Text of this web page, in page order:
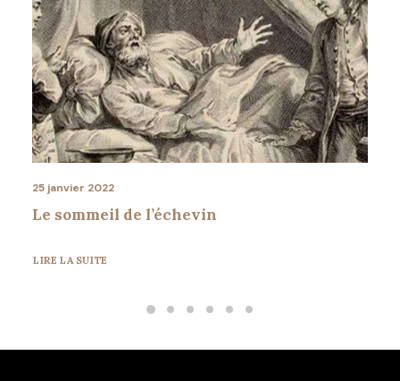
25 janvier 2022
Le sommeil de l’échevin
LIRE LA SUITE